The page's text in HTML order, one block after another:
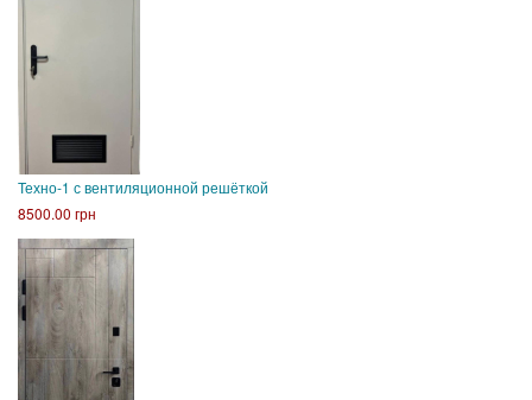
Техно-1 с вентиляционной решёткой
8500.00 грн